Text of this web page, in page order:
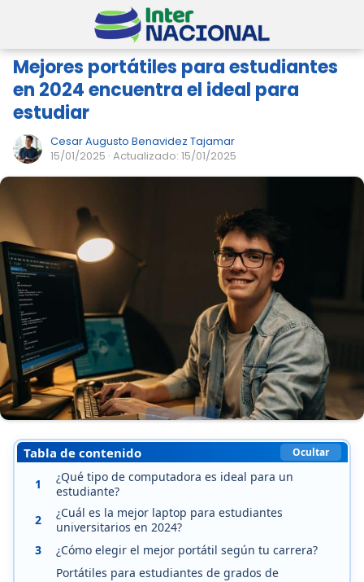
Mejores portátiles para estudiantes
en 2024 encuentra el ideal para
estudiar
Cesar Augusto Benavidez Tajamar
15/01/2025 · Actualizado: 15/01/2025
Tabla de contenido Ocultar
1
¿Qué tipo de computadora es ideal para un
estudiante?
2
¿Cuál es la mejor laptop para estudiantes
universitarios en 2024?
3
¿Cómo elegir el mejor portátil según tu carrera?
Portátiles para estudiantes de grados de